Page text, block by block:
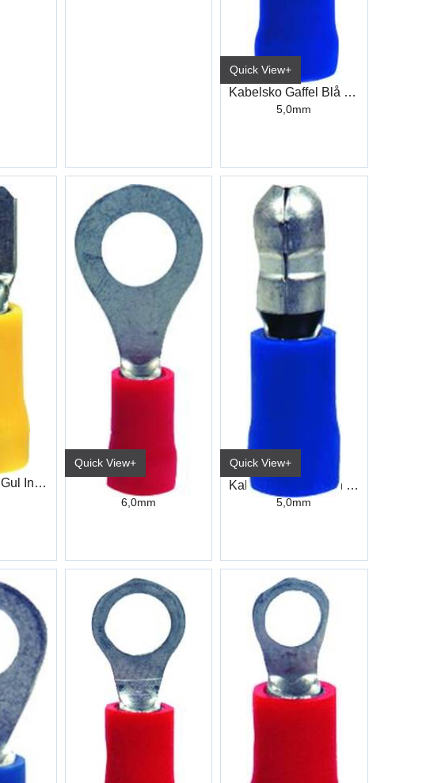
Quick View+
Kabelsko Gaffel Blå Industri
5,0mm
Kabelsko Han Gul Industri
Quick View+
6,0mm
Quick View+
Kabelsko Rund Han Blå Industri
5,0mm